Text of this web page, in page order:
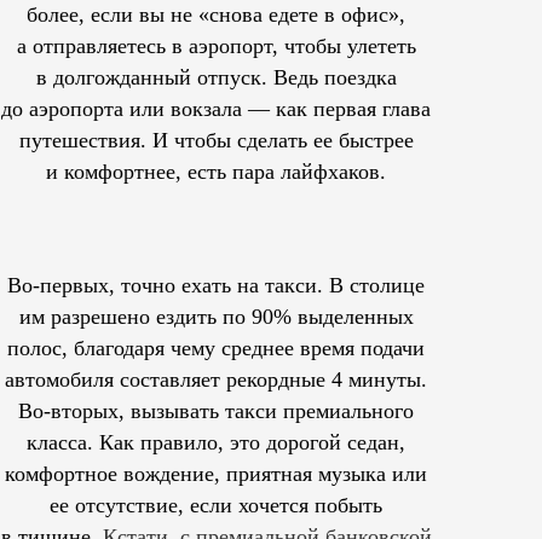
более, если вы не «снова едете в офис»,
а отправляетесь в аэропорт, чтобы улететь
в долгожданный отпуск. Ведь поездка
до аэропорта или вокзала — как первая глава
путешествия. И чтобы сделать ее быстрее
и комфортнее, есть пара лайфхаков.
Во-первых, точно ехать на такси. В столице
им разрешеноездить по 90% выделенных
полос, благодаря чему среднее время подачи
автомобиля составляет рекордные 4 минуты.
Во-вторых, вызывать такси премиального
класса. Как правило, это дорогой седан,
комфортное вождение, приятная музыка или
ее отсутствие, если хочется побыть